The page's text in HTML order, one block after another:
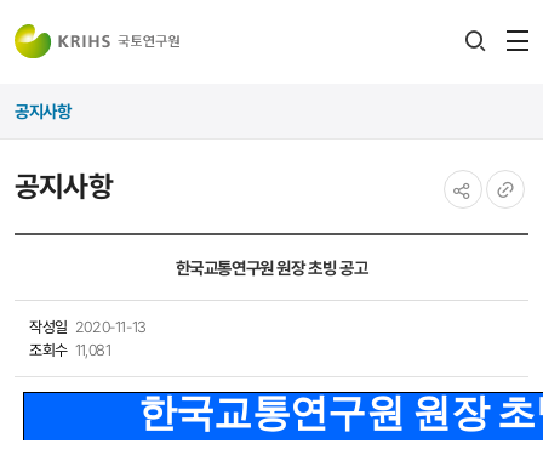
공지사항
공지사항
한국교통연구원 원장 초빙 공고
작성일 2020-11-13
조회수 11,081
한국교통연구원 원장